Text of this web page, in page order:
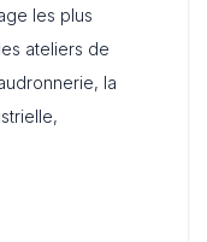
g
er
les plus
ateliers de
la